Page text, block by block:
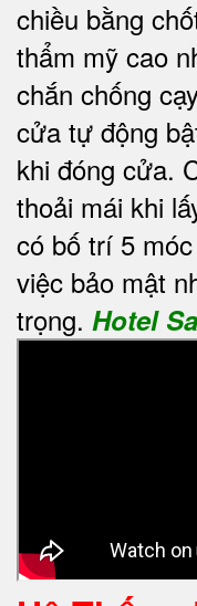
chiều bằng
thẩm mỹ cao
chắn chống
cửa tự động
khi đóng cửa.
thoải mái khi
có bố trí 5
việc bảo mật
trọng. Hotel